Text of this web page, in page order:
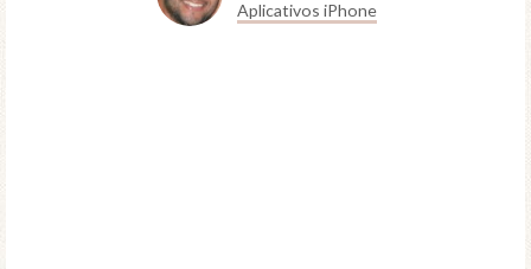
Aplicativos iPhone